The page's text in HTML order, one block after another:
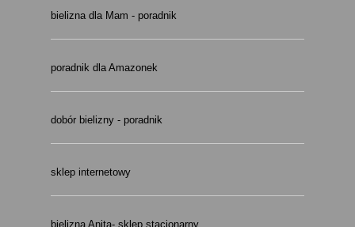
bielizna dla Mam - poradnik
poradnik dla Amazonek
dobór bielizny - poradnik
sklep internetowy
bielizna Anita- sklep stacjonarny